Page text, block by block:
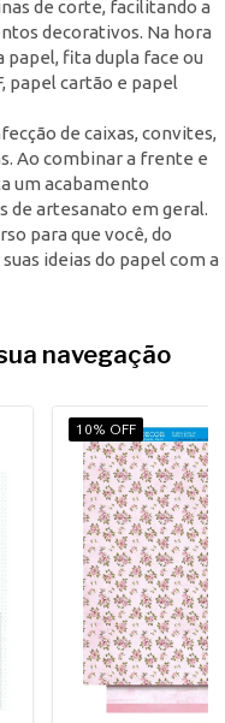
de corte, facilitando a
decorativos. Na hora
papel, fita dupla face ou
papel cartão e papel
de caixas, convites,
Ao combinar a frente e
um acabamento
de artesanato em geral.
para que você, do
ideias do papel com a
navegação
10% OFF